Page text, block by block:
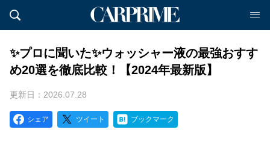
✨プロに聞いた✨ウォッシャー液の最強おすす
め20選を徹底比較！【2024年最新版】
更新日：2026.07.28
シェア ツイート ブックマーク